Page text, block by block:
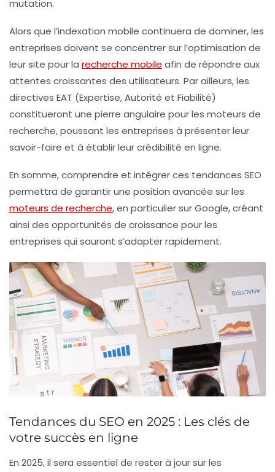
mutation.
Alors que l’indexation mobile continuera de dominer, les
entreprises doivent se concentrer sur l’optimisation de
leur site pour la recherche mobile afin de répondre aux
attentes croissantes des utilisateurs. Par ailleurs, les
directives EAT (Expertise, Autorité et Fiabilité)
constitueront une pierre angulaire pour les moteurs de
recherche, poussant les entreprises à présenter leur
savoir-faire et à établir leur crédibilité en ligne.
En somme, comprendre et intégrer ces tendances SEO
permettra de garantir une position avancée sur les
moteurs de recherche, en particulier sur Google, créant
ainsi des opportunités de croissance pour les
entreprises qui sauront s’adapter rapidement.
Tendances du SEO en 2025 : Les clés de
votre succès en ligne
En 2025, il sera essentiel de rester à jour sur les